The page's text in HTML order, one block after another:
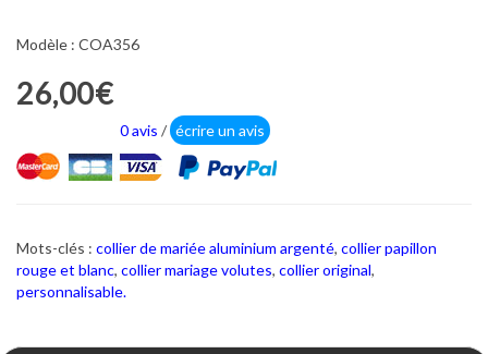
Modèle : COA356
26,00€
0 avis / écrire un avis
Mots-clés : collier de mariée aluminium argenté, collier papillon
rouge et blanc, collier mariage volutes, collier original,
personnalisable.